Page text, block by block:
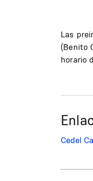
Las
(Benito
horario
Cedel